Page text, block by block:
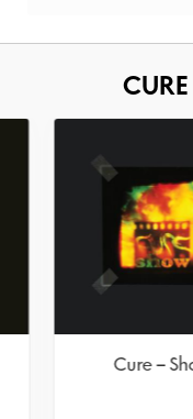
Cure – Show